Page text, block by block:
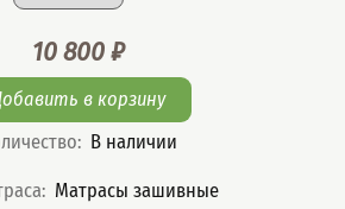
Цена
10 800₽
: В наличии
: Матрасы зашивные